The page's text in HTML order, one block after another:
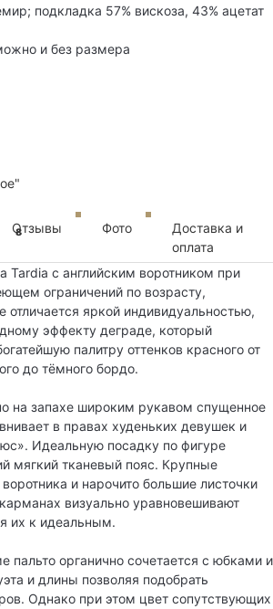
подкладка 57% вискоза, 43% ацетат
и без размера
Отзывы
8 Фото
Доставка и
оплата
Tardia с английским воротником при
ограничений по возрасту,
отличается яркой индивидуальностью,
эффекту деграде, который
палитру оттенков красного от
до тёмного бордо.
на запахе широким рукавом спущенное
в правах худеньких девушек и
Идеальную посадку по фигуре
мягкий тканевый пояс. Крупные
и нарочито большие листочки
визуально уравновешивают
их к идеальным.
пальто органично сочетается с юбками и
и длины позволяя подобрать
Однако при этом цвет сопутствующих